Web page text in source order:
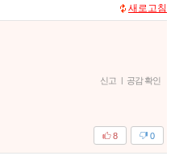
새로고침
신고 | 공감 확인
0
8